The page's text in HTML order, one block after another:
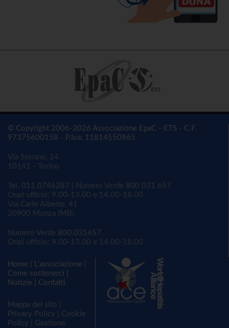
© Copyright 2006-2026 Associazione EpaC - ETS - C.F.
97375600158 - P.Iva: 11814550965
Via Serrano, 24
10141 - Torino
Tel. 011.0746287 | Numero Verde 800 031 657
Orari ufficio: 9.00-13.00 e 14.00-18.00
Via Carlo Alberto, 41
20900 Monza (MB)
Numero Verde 800.031657
Orari ufficio: 9.00-13.00 e 14.00-18.00
Home L'associazione
Come sostenerci
Notizie
Contatti
Mappa del sito
Privacy Policy
Cookie
Policy
Gestione